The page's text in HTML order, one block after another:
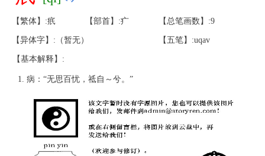
【繁体】:疧 【部首】:疒 【总笔画数】:9
【异体字】:（暂无） 【五笔】:uqav
【基本解释】:
病：“无思百忧，祗自～兮。”